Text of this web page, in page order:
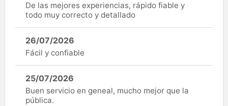
De las mejores experiencias, rápido fiable y
todo muy correcto y detallado
26/07/2026
Fácil y confiable
25/07/2026
Buen servicio en geneal, mucho mejor que la
pública.